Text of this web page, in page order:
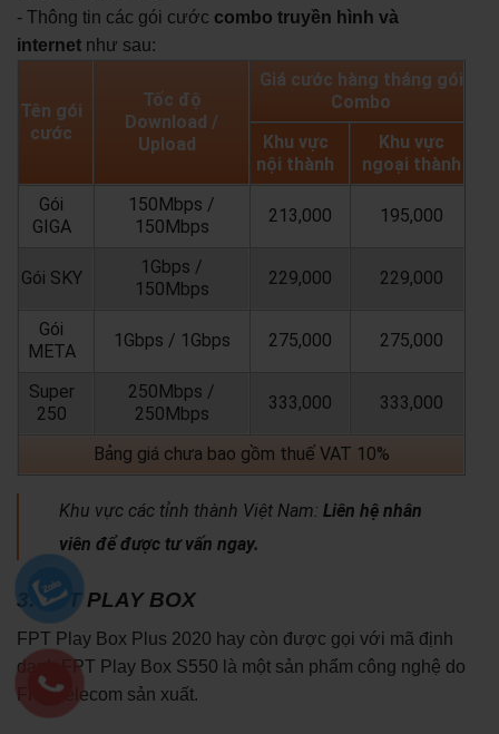
- Thông tin các gói cước combo truyền hình và
internet như sau:
Tên gói
cước
Tốc độ
Download /
Upload
Giá cước hàng tháng gói
Combo
Khu vực
nội thành
Khu vực
ngoại thành
Gói
GIGA
150Mbps /
150Mbps
213,000 195,000
Gói SKY
1Gbps /
150Mbps
229,000 229,000
Gói
META
1Gbps / 1Gbps 275,000 275,000
Super
250
250Mbps /
250Mbps
333,000 333,000
Bảng giá chưa bao gồm thuế VAT 10%
Khu vực các tỉnh thành Việt Nam: Liên hệ nhân
viên để được tư vấn ngay.
3. FPT PLAY BOX
FPT Play Box Plus 2020 hay còn được gọi với mã định
danh FPT Play Box S550 là một sản phẩm công nghệ do
FPT Telecom sản xuất.